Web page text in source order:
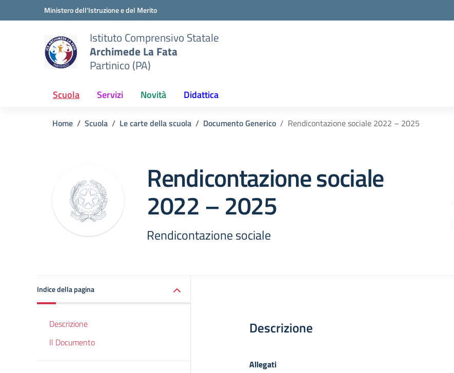
Vai ai contenuti
Vai al menu di navigazioneMinistero dell'Istruzione e del Merito
Istituto Comprensivo Statale
Archimede La Fata
Partinico (PA)
Scuola Servizi Novità Didattica
Home Scuola Le carte della scuola Documento Generico Rendicontazione sociale 2022 – 2025
Rendicontazione sociale
2022 – 2025
Rendicontazione sociale
Indice della pagina
Descrizione
Il Documento
Descrizione
Allegati